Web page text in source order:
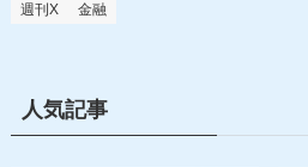
週刊X
金融
人気記事